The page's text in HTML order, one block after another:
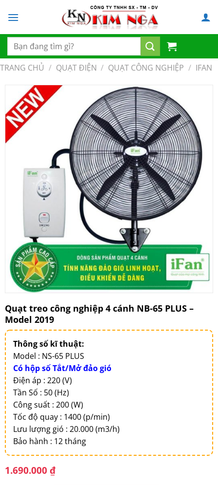
đến
dung
Tìm
kiếm:
TRANG CHỦ / QUẠT ĐIỆN / QUẠT CÔNG NGHIỆP / IFAN
Quạt treo công nghiệp 4 cánh NB-65 PLUS –
Model 2019
Thông số kĩ thuật:
Model : NS-65 PLUS
Có hộp số Tắt/Mở đảo gió
Điện áp : 220 (V)
Tần Số : 50 (Hz)
Công suất : 200 (W)
Tốc độ quay : 1400 (p/min)
Lưu lượng gió : 20.000 (m3/h)
Bảo hành : 12 tháng
1.690.000₫